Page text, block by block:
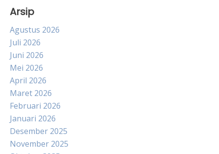
Arsip
Agustus 2026
Juli 2026
Juni 2026
Mei 2026
April 2026
Maret 2026
Februari 2026
Januari 2026
Desember 2025
November 2025